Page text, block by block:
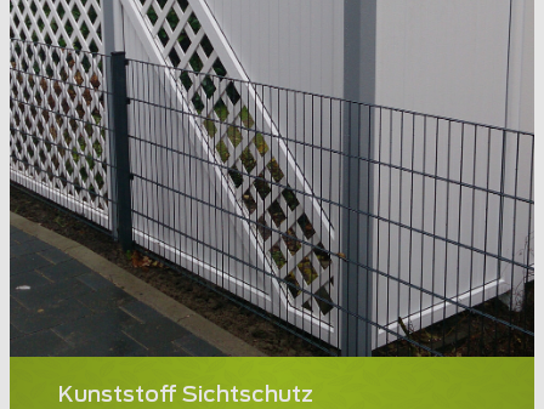
Kunststoff Sichtschutz